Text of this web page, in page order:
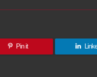
Pin it